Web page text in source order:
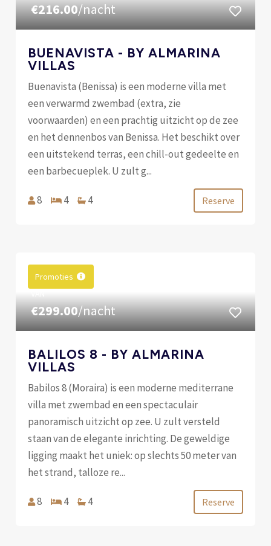
€216.00/nacht
BUENAVISTA - BY ALMARINA
VILLAS
Buenavista (Benissa) is een moderne villa met
een verwarmd zwembad (extra, zie
voorwaarden) en een prachtig uitzicht op de zee
en het dennenbos van Benissa. Het beschikt over
een uitstekend terras, een chill-out gedeelte en
een barbecueplek. U zult g...
8 4 4 Reserve
Promoties
€299.00/nacht
BALILOS 8 - BY ALMARINA
VILLAS
Babilos 8 (Moraira) is een moderne mediterrane
villa met zwembad en een spectaculair
panoramisch uitzicht op zee. U zult versteld
staan ​​van de elegante inrichting. De geweldige
ligging maakt het uniek: op slechts 50 meter van
het strand, talloze re...
8 4 4 Reserve